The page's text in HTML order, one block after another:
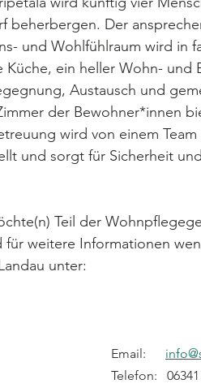
beherbergen. Der
und Wohlfühlraum wird in
ein heller Wohn- und
Austausch und
der Bewohner*innen
wird von einem
und sorgt für Sicherheit
Teil der
weitere Informationen
unter:
Email:
Telefon: